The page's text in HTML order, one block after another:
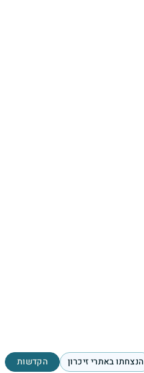
הנצחתו באתרי זיכרון הקדשות